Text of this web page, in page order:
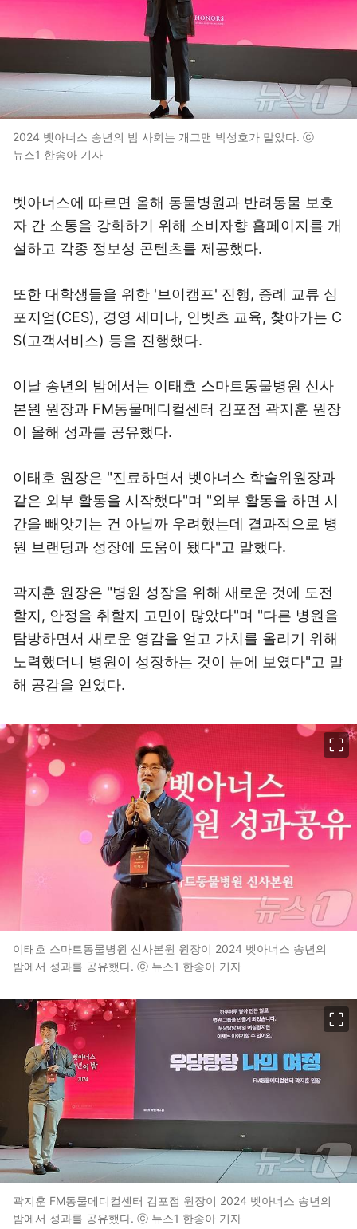
2024 벳아너스 송년의 밤 사회는 개그맨 박성호가 맡았다. ⓒ
뉴스1 한송아 기자
벳아너스에 따르면 올해 동물병원과 반려동물 보호
자 간 소통을 강화하기 위해 소비자향 홈페이지를 개
설하고 각종 정보성 콘텐츠를 제공했다.
또한 대학생들을 위한 '브이캠프' 진행, 증례 교류 심
포지엄(CES), 경영 세미나, 인벳츠 교육, 찾아가는 C
S(고객서비스) 등을 진행했다.
이날 송년의 밤에서는 이태호 스마트동물병원 신사
본원 원장과 FM동물메디컬센터 김포점 곽지훈 원장
이 올해 성과를 공유했다.
이태호 원장은 "진료하면서 벳아너스 학술위원장과
같은 외부 활동을 시작했다"며 "외부 활동을 하면 시
간을 빼앗기는 건 아닐까 우려했는데 결과적으로 병
원 브랜딩과 성장에 도움이 됐다"고 말했다.
곽지훈 원장은 "병원 성장을 위해 새로운 것에 도전
할지, 안정을 취할지 고민이 많았다"며 "다른 병원을
탐방하면서 새로운 영감을 얻고 가치를 올리기 위해
노력했더니 병원이 성장하는 것이 눈에 보였다"고 말
해 공감을 얻었다.
이태호 스마트동물병원 신사본원 원장이 2024 벳아너스 송년의
밤에서 성과를 공유했다. ⓒ 뉴스1 한송아 기자
곽지훈 FM동물메디컬센터 김포점 원장이 2024 벳아너스 송년의
밤에서 성과를 공유했다. ⓒ 뉴스1 한송아 기자